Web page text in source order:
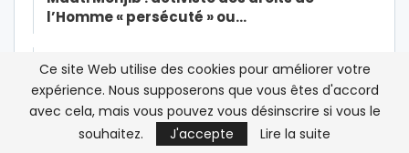
l’Homme « persécuté » ou…
« Il n’y aura pas de résurrection jusqu’à ce
que les musulmans tuent…
Dialogue inter-libyen au Maroc: « Cette
réunion constitue le premier…
Ce site Web utilise des cookies pour améliorer votre
expérience. Nous supposerons que vous êtes d'accord
avec cela, mais vous pouvez vous désinscrire si vous le
souhaitez.
J'accepte Lire la suite